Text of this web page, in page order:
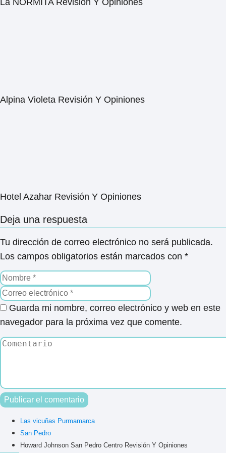
La NORMITA Revisión Y Opiniones
Alpina Violeta Revisión Y Opiniones
Hotel Azahar Revisión Y Opiniones
Deja una respuesta
Tu dirección de correo electrónico no será publicada.
Los campos obligatorios están marcados con *
Guarda mi nombre, correo electrónico y web en este
navegador para la próxima vez que comente.
Las vicuñas Purmamarca
San Pedro
Howard Johnson San Pedro Centro Revisión Y Opiniones